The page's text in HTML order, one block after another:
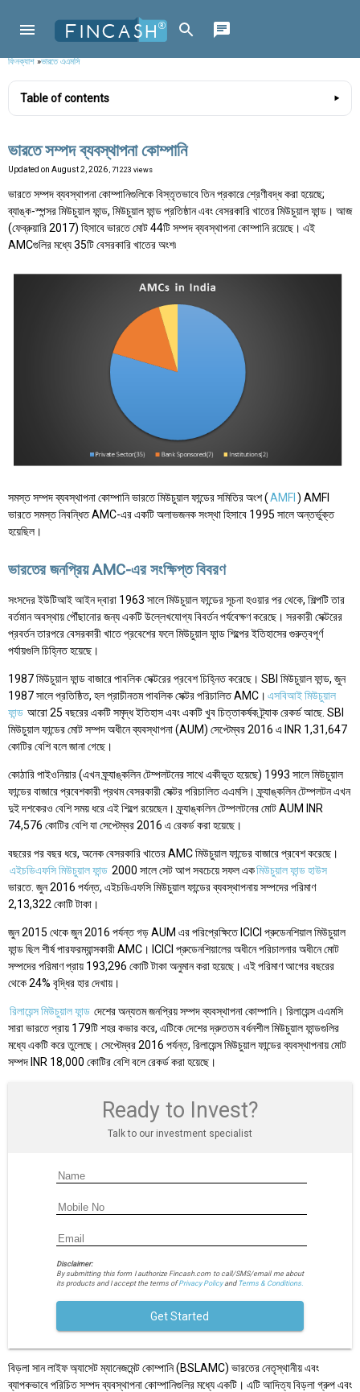
ফিনক্যাশ»ভারতে এএমসি
Table of contents
ভারতে সম্পদ ব্যবস্থাপনা কোম্পানি
Updated on August 2, 2026 , 71223 views
ভারতে সম্পদ ব্যবস্থাপনা কোম্পানিগুলিকে বিস্তৃতভাবে তিন প্রকারে শ্রেণীবদ্ধ করা হয়েছে;
ব্যাঙ্ক-স্পন্সর মিউচুয়াল ফান্ড, মিউচুয়াল ফান্ড প্রতিষ্ঠান এবং বেসরকারি খাতের মিউচুয়াল ফান্ড। আজ
(ফেব্রুয়ারি 2017) হিসাবে ভারতে মোট 44টি সম্পদ ব্যবস্থাপনা কোম্পানি রয়েছে। এই
AMCগুলির মধ্যে 35টি বেসরকারি খাতের অংশ৷
সমস্ত সম্পদ ব্যবস্থাপনা কোম্পানি ভারতে মিউচুয়াল ফান্ডের সমিতির অংশ (AMFI ) AMFI
ভারতে সমস্ত নিবন্ধিত AMC-এর একটি অলাভজনক সংস্থা হিসাবে 1995 সালে অন্তর্ভুক্ত
হয়েছিল।
ভারতের জনপ্রিয় AMC-এর সংক্ষিপ্ত বিবরণ
সংসদের ইউটিআই আইন দ্বারা 1963 সালে মিউচুয়াল ফান্ডের সূচনা হওয়ার পর থেকে, শিল্পটি তার
বর্তমান অবস্থায় পৌঁছানোর জন্য একটি উল্লেখযোগ্য বিবর্তন পর্যবেক্ষণ করেছে। সরকারী সেক্টরের
প্রবর্তন তারপরে বেসরকারী খাতে প্রবেশের ফলে মিউচুয়াল ফান্ড শিল্পের ইতিহাসের গুরুত্বপূর্ণ
পর্যায়গুলি চিহ্নিত হয়েছে।
1987 মিউচুয়াল ফান্ড বাজারে পাবলিক সেক্টরের প্রবেশ চিহ্নিত করেছে। SBI মিউচুয়াল ফান্ড, জুন
1987 সালে প্রতিষ্ঠিত, হল প্রাচীনতম পাবলিক সেক্টর পরিচালিত AMC। এসবিআই মিউচুয়াল
ফান্ড আরো 25 বছরের একটি সমৃদ্ধ ইতিহাস এবং একটি খুব চিত্তাকর্ষক ট্র্যাক রেকর্ড আছে. SBI
মিউচুয়াল ফান্ডের মোট সম্পদ অধীনে ব্যবস্থাপনা (AUM) সেপ্টেম্বর 2016 এ INR 1,31,647
কোটির বেশি বলে জানা গেছে।
কোঠারি পাইওনিয়ার (এখন ফ্র্যাঙ্কলিন টেম্পলটনের সাথে একীভূত হয়েছে) 1993 সালে মিউচুয়াল
ফান্ডের বাজারে প্রবেশকারী প্রথম বেসরকারী সেক্টর পরিচালিত এএমসি। ফ্র্যাঙ্কলিন টেম্পলটন এখন
দুই দশকেরও বেশি সময় ধরে এই শিল্পে রয়েছেন। ফ্র্যাঙ্কলিন টেম্পলটনের মোট AUM INR
74,576 কোটির বেশি যা সেপ্টেম্বর 2016 এ রেকর্ড করা হয়েছে।
বছরের পর বছর ধরে, অনেক বেসরকারি খাতের AMC মিউচুয়াল ফান্ডের বাজারে প্রবেশ করেছে।
এইচডিএফসি মিউচুয়াল ফান্ড 2000 সালে সেট আপ সবচেয়ে সফল একমিউচুয়াল ফান্ড হাউস
ভারতে. জুন 2016 পর্যন্ত, এইচডিএফসি মিউচুয়াল ফান্ডের ব্যবস্থাপনায় সম্পদের পরিমাণ
2,13,322 কোটি টাকা।
জুন 2015 থেকে জুন 2016 পর্যন্ত গড় AUM এর পরিপ্রেক্ষিতে ICICI প্রুডেনশিয়াল মিউচুয়াল
ফান্ড ছিল শীর্ষ পারফরম্যান্সকারী AMC। ICICI প্রুডেনশিয়ালের অধীনে পরিচালনার অধীনে মোট
সম্পদের পরিমাণ প্রায় 193,296 কোটি টাকা অনুমান করা হয়েছে। এই পরিমাণ আগের বছরের
থেকে 24% বৃদ্ধির হার দেখায়।
রিলায়েন্স মিউচুয়াল ফান্ড দেশের অন্যতম জনপ্রিয় সম্পদ ব্যবস্থাপনা কোম্পানি। রিলায়েন্স এএমসি
সারা ভারতে প্রায় 179টি শহর কভার করে, এটিকে দেশের দ্রুততম বর্ধনশীল মিউচুয়াল ফান্ডগুলির
মধ্যে একটি করে তুলেছে। সেপ্টেম্বর 2016 পর্যন্ত, রিলায়েন্স মিউচুয়াল ফান্ডের ব্যবস্থাপনায় মোট
সম্পদ INR 18,000 কোটির বেশি বলে রেকর্ড করা হয়েছে।
Ready to Invest?
Talk to our investment specialist
Disclaimer:
By submitting this form I authorize Fincash.com to call/SMS/email me about
its products and I accept the terms ofPrivacy Policyand Terms & Conditions.
Get Started
বিড়লা সান লাইফ অ্যাসেট ম্যানেজমেন্ট কোম্পানি (BSLAMC) ভারতের নেতৃস্থানীয় এবং
ব্যাপকভাবে পরিচিত সম্পদ ব্যবস্থাপনা কোম্পানিগুলির মধ্যে একটি। এটি আদিত্য বিড়লা গ্রুপ এবং